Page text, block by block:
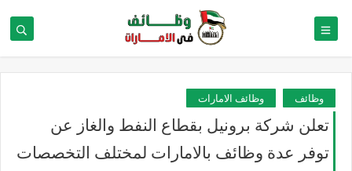
وظائف وظائف الامارات
تعلن شركة برونيل بقطاع النفط والغاز عن
توفر عدة وظائف بالامارات لمختلف التخصصات